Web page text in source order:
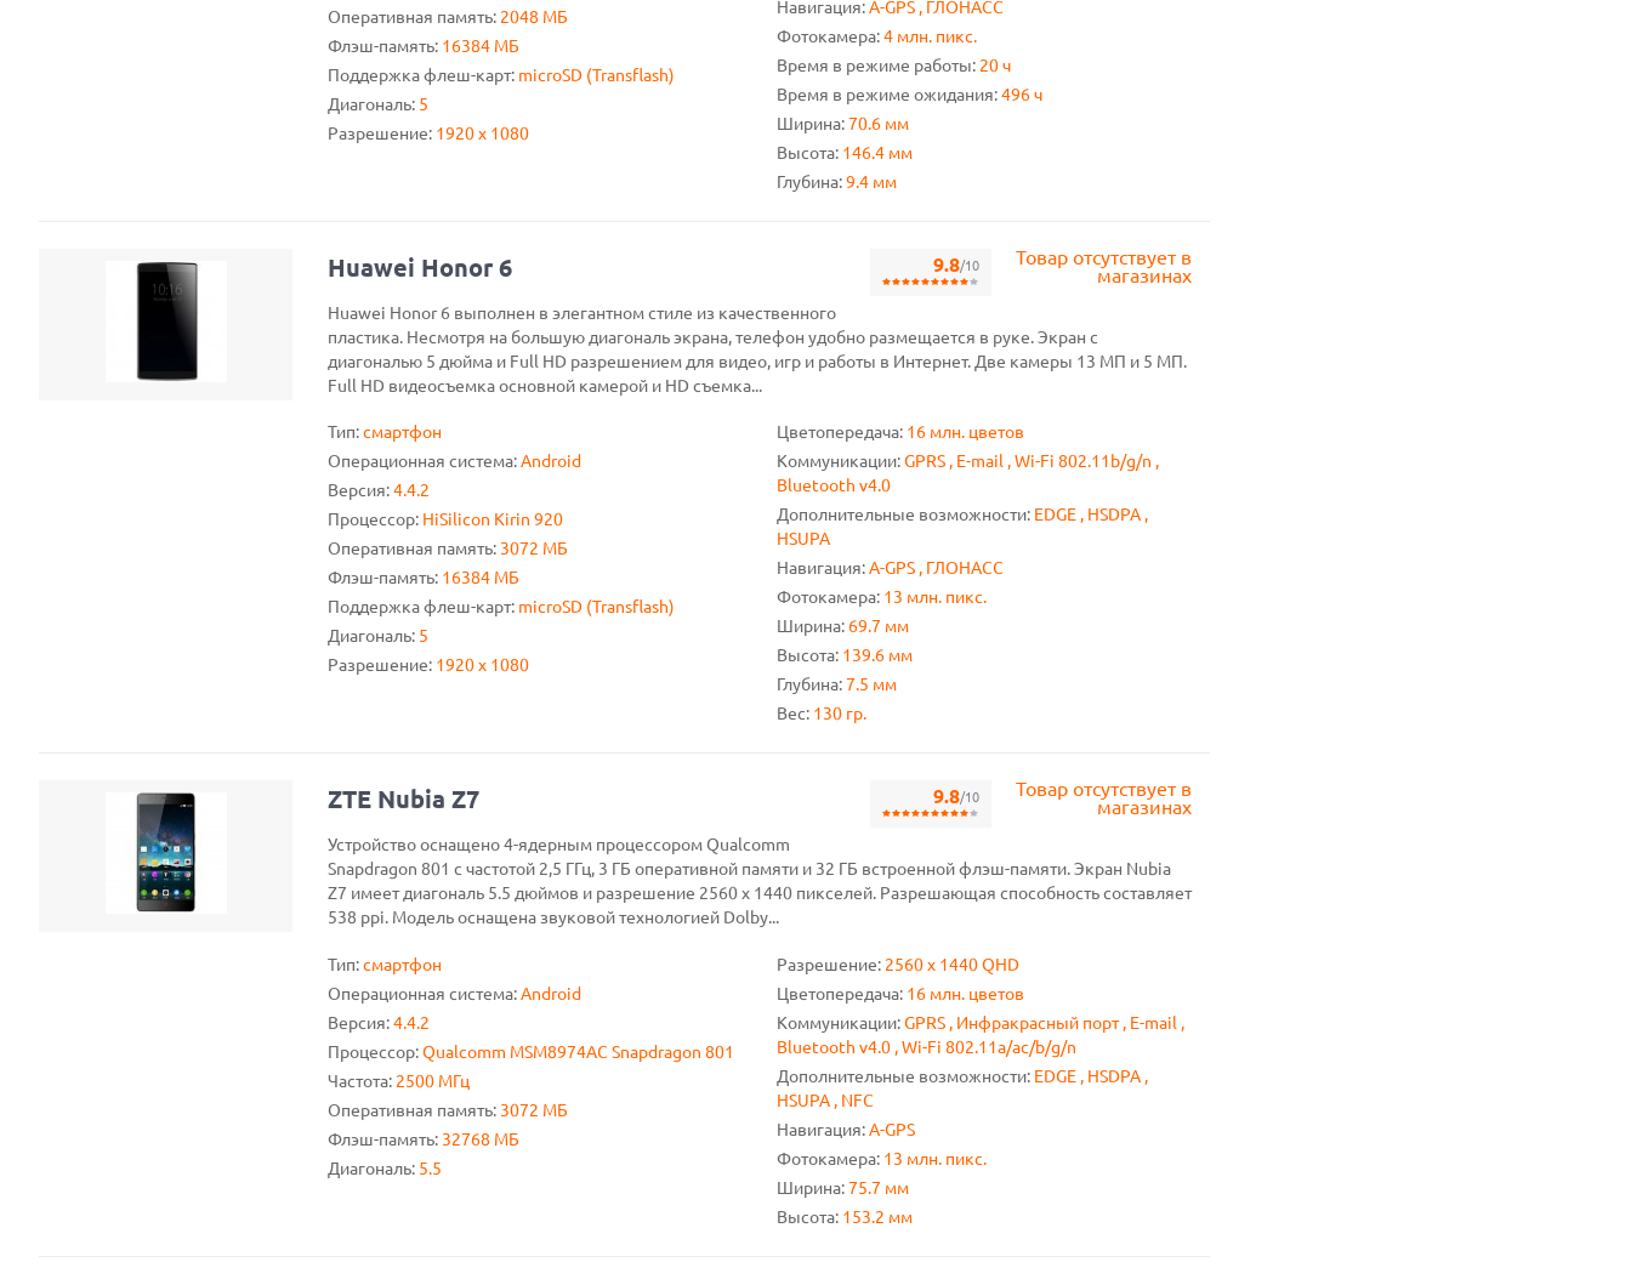
Оперативная память: 2048 МБ
Флэш-память: 16384 МБ
Поддержка флеш-карт: microSD (Transflash)
Диагональ: 5
Разрешение: 1920 x 1080
Навигация:A-GPS , ГЛОНАСС
Фотокамера:4 млн. пикс.
Время в режиме работы: 20 ч
Время в режиме ожидания:496 ч
Ширина:70.6 мм
Высота: 146.4 мм
Глубина:9.4 мм
Товар отсутствует в
магазинах
9.8/10
Huawei Honor 6
Huawei Honor 6 выполнен в элегантном стиле из качественного
пластика. Несмотря на большую диагональ экрана, телефон удобно размещается в руке. Экран с
диагональю 5 дюйма и Full HD разрешением для видео, игр и работы в Интернет. Две камеры 13 МП и 5 МП.
Full HD видеосъемка основной камерой и HD съемка...
Тип:смартфон
Операционная система:Android
Версия:4.4.2
Процессор: HiSilicon Kirin 920
Оперативная память: 3072 МБ
Флэш-память: 16384 МБ
Поддержка флеш-карт: microSD (Transflash)
Диагональ: 5
Разрешение: 1920 x 1080
Цветопередача: 16 млн. цветов
Коммуникации:GPRS , E-mail , Wi-Fi 802.11b/g/n ,
Bluetooth v4.0
Дополнительные возможности: EDGE , HSDPA ,
HSUPA
Навигация:A-GPS , ГЛОНАСС
Фотокамера: 13 млн. пикс.
Ширина: 69.7 мм
Высота: 139.6 мм
Глубина:7.5 мм
Вес: 130 гр.
Товар отсутствует в
магазинах
9.8/10
ZTE Nubia Z7
Устройство оснащено 4-ядерным процессором Qualcomm
Snapdragon 801 с частотой 2,5 ГГц, 3 ГБ оперативной памяти и 32 ГБ встроенной флэш-памяти. Экран Nubia
Z7 имеет диагональ 5.5 дюймов и разрешение 2560 x 1440 пикселей. Разрешающая способность составляет
538 ppi. Модель оснащена звуковой технологией Dolby...
Тип:смартфон
Операционная система:Android
Версия:4.4.2
Процессор:Qualcomm MSM8974AC Snapdragon 801
Частота: 2500 МГц
Оперативная память: 3072 МБ
Флэш-память: 32768 МБ
Диагональ: 5.5
Разрешение: 2560 x 1440 QHD
Цветопередача: 16 млн. цветов
Коммуникации:GPRS , Инфракрасный порт , E-mail ,
Bluetooth v4.0 , Wi-Fi 802.11a/ac/b/g/n
Дополнительные возможности: EDGE , HSDPA ,
HSUPA , NFC
Навигация:A-GPS
Фотокамера: 13 млн. пикс.
Ширина:75.7 мм
Высота: 153.2 мм